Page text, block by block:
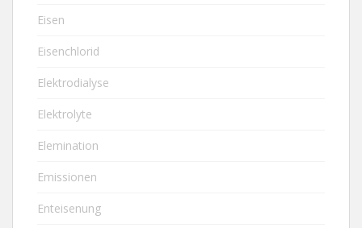
Eisen
Eisenchlorid
Elektrodialyse
Elektrolyte
Elemination
Emissionen
Enteisenung